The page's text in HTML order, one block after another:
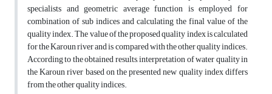
specialists and geometric average function is employed for
combination of sub indices and calculating the final value of the
quality index. The value of the proposed quality index is calculated
for the Karoun river and is compared with the other quality indices.
According to the obtained results, interpretation of water quality in
the Karoun river based on the presented new quality index differs
from the other quality indices.